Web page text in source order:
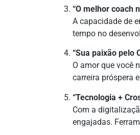
“O melhor coach
A capacidade de
tempo no
“Sua paixão pelo
O amor que você
carreira próspera
“Tecnologia +
Com a
engajadas.